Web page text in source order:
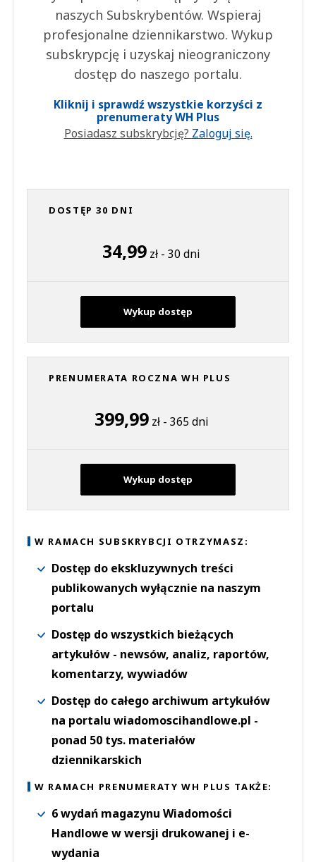
naszych Subskrybentów. Wspieraj
profesjonalne dziennikarstwo. Wykup
subskrypcję i uzyskaj nieograniczony
dostęp do naszego portalu.
Kliknij i sprawdź wszystkie korzyści z
prenumeraty WH Plus
Posiadasz subskrybcję? Zaloguj się.
DOSTĘP 30 DNI
34,99 zł - 30 dni
Wykup dostęp
PRENUMERATA ROCZNA WH PLUS
399,99zł - 365 dni
Wykup dostęp
W RAMACH SUBSKRYBCJI OTRZYMASZ:
Dostęp do ekskluzywnych treści
publikowanych wyłącznie na naszym
portalu
Dostęp do wszystkich bieżących
artykułów - newsów, analiz, raportów,
komentarzy, wywiadów
Dostęp do całego archiwum artykułów
na portalu wiadomoscihandlowe.pl -
ponad 50 tys. materiałów
dziennikarskich
W RAMACH PRENUMERATY WH PLUS TAKŻE:
6 wydań magazynu Wiadomości
Handlowe w wersji drukowanej i e-
wydania